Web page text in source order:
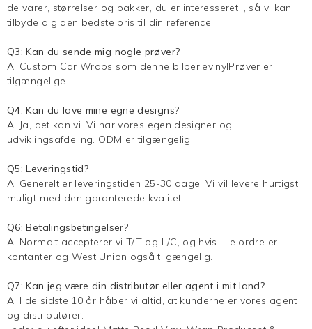
de varer, størrelser og pakker, du er interesseret i, så vi kan
tilbyde dig den bedste pris til din reference.
Q3: Kan du sende mig nogle prøver?
A: Custom Car Wraps som denne bilperlevinylPrøver er
tilgængelige.
Q4: Kan du lave mine egne designs?
A: Ja, det kan vi. Vi har vores egen designer og
udviklingsafdeling. ODM er tilgængelig.
Q5: Leveringstid?
A: Generelt er leveringstiden 25-30 dage. Vi vil levere hurtigst
muligt med den garanterede kvalitet.
Q6: Betalingsbetingelser?
A: Normalt accepterer vi T/T og L/C, og hvis lille ordre er
kontanter og West Union også tilgængelig.
Q7: Kan jeg være din distributør eller agent i mit land?
A: I de sidste 10 år håber vi altid, at kunderne er vores agent
og distributører.